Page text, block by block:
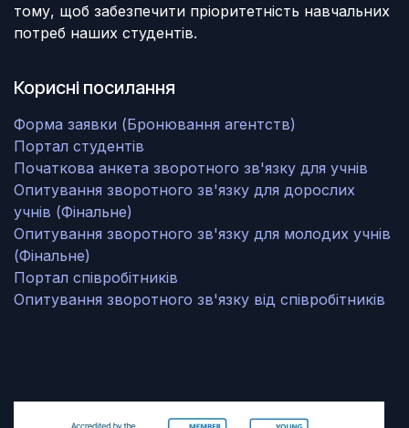
тому, щоб забезпечити пріоритетність навчальних
потреб наших студентів.
Корисні посилання
Форма заявки (Бронювання агентств)
Портал студентів
Початкова анкета зворотного зв'язку для учнів
Опитування зворотного зв'язку для дорослих
учнів (Фінальне)
Опитування зворотного зв'язку для молодих учнів
(Фінальне)
Портал співробітників
Опитування зворотного зв'язку від співробітників